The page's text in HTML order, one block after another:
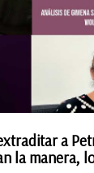
a
la manera,